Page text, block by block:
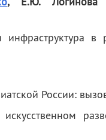
инфраструктура в
России: